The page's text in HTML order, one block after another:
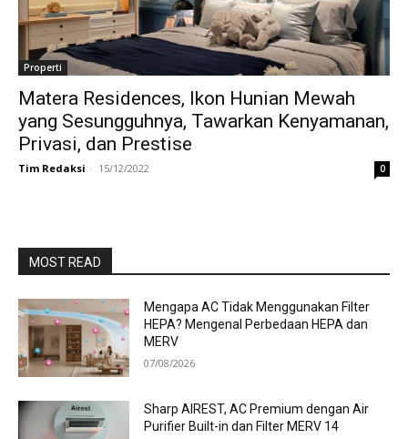
Properti
Matera Residences, Ikon Hunian Mewah
yang Sesungguhnya, Tawarkan Kenyamanan,
Privasi, dan Prestise
Tim Redaksi - 15/12/2022 0
MOST READ
Mengapa AC Tidak Menggunakan Filter
HEPA? Mengenal Perbedaan HEPA dan
MERV
07/08/2026
Sharp AIREST, AC Premium dengan Air
Purifier Built-in dan Filter MERV 14